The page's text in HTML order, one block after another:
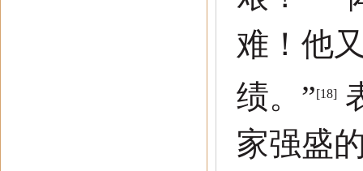
难！他
绩。 ”[18]
家强盛